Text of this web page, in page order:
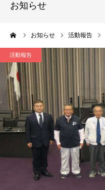
お知らせ
お知らせ 活動報告
活動報告